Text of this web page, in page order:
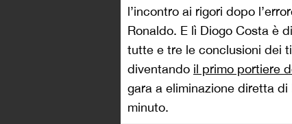
l’incontro ai rigori dopo
Ronaldo. E lì Diogo Costa è
tutte e tre le conclusioni dei
diventando il primo portiere
gara a eliminazione diretta
minuto.